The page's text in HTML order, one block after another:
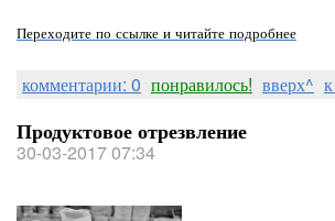
Переходите по ссылке и читайте подробнее
комментарии: 0 понравилось! вверх^
Продуктовое отрезвление
30-03-2017 07:34